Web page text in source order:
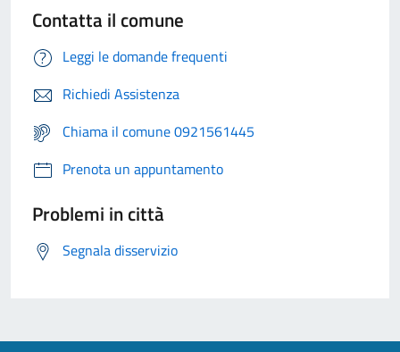
Contatta il comune
Leggi le domande frequenti
Richiedi Assistenza
Chiama il comune 0921561445
Prenota un appuntamento
Problemi in città
Segnala disservizio